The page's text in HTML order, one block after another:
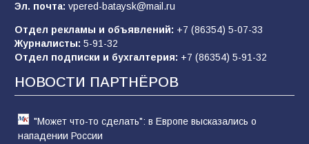
83 02.08.2026
Батайчане вышли в финал Всероссийского
конкурса «Большая перемена»
61 04.08.2026
Эл. почта: vpered-bataysk@mail.ru
Отдел рекламы и объявлений: +7 (86354) 5-07-33
Журналисты: 5-91-32
Отдел подписки и бухгалтерия: +7 (86354) 5-91-32
НОВОСТИ ПАРТНЁРОВ
"Может что-то сделать": в Европе высказались о
нападении России